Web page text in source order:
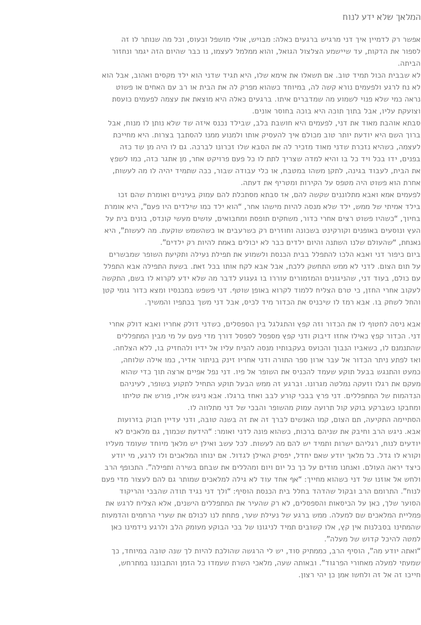
המלאך שלא ידע לנוח
אפשר רק לדמיין איך דני מרגיש ברגעים כאלה: מבויש, אולי מושפל וכעוס, וכל מה שנותר לו זה
לספור את הדקות, עד שיישמע הצלצול הגואל, והוא ממלמל לעצמו, נו כבר שהיום הזה יגמר ונחזור
הביתה.
לא שבבית הכול תמיד טוב. אם תשאלו את אימא שלו, היא תגיד שדני הוא ילד מקסים ואהוב, אבל הוא
לא נח לרגע ולפעמים נורא קשה לה, במיוחד כשהוא מפרק לה את הבית או רב עם האחים או פשוט
נראה כמי שלא פנוי לשמוע מה שמדברים איתו. ברגעים כאלה היא מוצאת את עצמה לפעמים כועסת
וצועקת עליו, אבל בתוך תוכה היא בוכה בחוסר אונים.
סבתא אוהבת מאוד את דני, לפעמים היא חושבת בלב, שבילד נכנס איזה שד שלא נותן לו מנוח, אבל
ברוך השם היא יודעת יותר טוב מכולם איך להעסיק אותו ולמנוע ממנו להסתבך בצרות. היא מחייכת
לעצמה, כשהיא נזכרת שדני מאוד מזכיר לה את הסבא שלו זכרונו לברכה. גם לו היה מן שד כזה
בפנים, ידו בכל ויד כל בו והיא למדה שצריך לתת לו כל פעם פרויקט אחר, מן אתגר כזה, כמו לשפץ
את הבית, לעבוד בגינה, לתקן משהו במטבח, או כלי עבודה שבור, ככה שתמיד יהיה לו מה לעשות,
אחרת הוא פשוט היה מטפס על הקירות ומטריף את דעתה.
לפעמים אמא ואבא מתלוננים שקשה להם, אז סבתא מסתכלת להם עמוק בעיניים ואומרת שהם זכו
בילד אמיתי של ממש, ילד שלא מנסה להיות מישהו אחר, “הוא ילד כמו שילדים היו פעם”, היא אומרת
בחיוך, “כשהיו פשוט רצים אחרי כדור, משחקים תופסת ומחבואים, עושים מעשי קונדס, בונים בית על
העץ ונוסעים באופנים וקורקינט בשכונה וחוזרים רק כשרעבים או כשהשמש שוקעת. מה לעשות”, היא
נאנחת, “שהעולם שלנו השתנה והיום ילדים כבר לא יכולים באמת להיות רק ילדים”.
ביום כיפור דני ואבא הלכו להתפלל בבית הכנסת ולשמוע את תפילת נעילה ותקיעת השופר שמבשרים
על תום הצום. לדני לא ממש התחשק ללכת, אבל אבא לקח אותו בכל זאת. בשעת התפילה אבא התפלל
עם כולם, בעוד דני, שהניגונים והמזמורים עוררו בו געגוע לדבר מה שלא ידע לקרוא לו בשם, התקשה
לעקוב אחרי החזן, כי טרם הצליח ללמוד לקרוא באופן שוטף. דני פשפש במכנסיו ומצא כדור גומי קטן
והחל לשחק בו. אבא רמז לו שיכניס את הכדור מיד לכיס, אבל דני משך בכתפיו והמשיך.
אבא ניסה לחטוף לו את הכדור וזה קפץ והתגלגל בין הספסלים, כשדני דולק אחריו ואבא דולק אחרי
דני. הכדור קפץ כאילו אחזו דיבוק ודני קפץ מספסל לספסל דורך מדי פעם על מי מבין המתפללים
שהתנמנם לו, כשאביו הנבוך והכועס בעקבותיו מנסה להניח עליו אל ידיו ולהחזיק בו, ללא הצלחה.
ואז לפתע ניתר הכדור אל עבר ארון ספר התורה ודני אחריו זינק בניתור אדיר, כמו אילה שלוחה,
כמעט והתנגש בבעל תוקע שעמד להכניס את השופר אל פיו. דני נפל אפיים ארצה תוך כדי שהוא
מעקם את רגלו וזעקה נמלטה מגרונו. וברגע זה ממש הבעל תוקע התחיל לתקוע בשופר, לעיניהם
הנדהמות של המתפללים. דני פרץ בבכי קורע לבב ואחז ברגלו. אבא ניגש אליו, פורש את טליתו
ומחבקו כשברקע בוקע קול תרועה עמוק מהשופר והבכי של דני מתלווה לו.
הסתיימה התקיעה, תם הצום, קמו האנשים לברך זה את זה בשנה טובה, ודני עדיין חבוק בזרועות
אבא. ניגש הרב וחיבק את שניהם ברכות, כשהוא פונה לדני ואומר: “הידעת שכמוך, גם מלאכים לא
יודעים לנוח, רגליהם ישרות ותמיד יש להם מה לעשות. לכל עשב ואילן יש מלאך מיוחד שעומד מעליו
וקורא לו גדל. כל מלאך יודע שאם יחדל, יפסיק האילן לגדול. אם ינוחו המלאכים ולו לרגע, מי יודע
כיצד יראה העולם. ואנחנו מודים על כך כל יום ויום ומהללים את שבחם בשירה ותפילה”. התכופף הרב
ולחש אל אוזנו של דני כשהוא מחייך: “אף אחד עוד לא גילה למלאכים שמותר גם להם לעצור מדי פעם
לנוח”. התרומם הרב ובקול שהדהד בחלל בית הכנסת הוסיף: “ולך דני נגיד תודה שהבכי והריקוד
הסוער שלך, כאן על הכיסאות והספסלים, לא רק שהעיר את המתפללים הישנים, אלא הצליח לרגש את
פמליית המלאכים שם למעלה. ממש ברגע של נעילת שער, פתחת לנו לכולם את שערי הרחמים והדמעות
שהמתינו בסבלנות אין קץ, אלו קשובים תמיד לניגונו של בכי הבוקע מעומק הלב ולרגע נידמינו כאן
למטה להיכל קדוש של מעלה”.
“ואתה יודע מה”, הוסיף הרב, כממתיק סוד, יש לי הרגשה שהולכת להיות לך שנה טובה במיוחד, כך
שמעתי למעלה מאחורי הפרגוד”. ובאותה שעה, מלאכי השרת שעמדו כל הזמן והתבוננו במתרחש,
חייכו זה אל זה ולחשו אמן כן יהי רצון.